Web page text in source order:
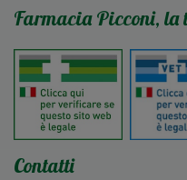
Farmacia Picconi,
Contatti